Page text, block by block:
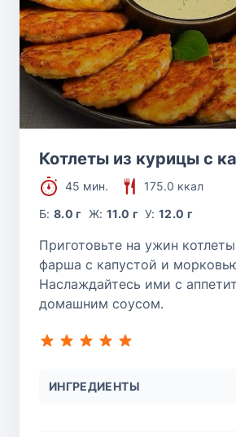
Котлеты из курицы с
45 мин.
175.0 ккал
Б:8.0 г Ж: 11.0 г У:12.0 г
Приготовьте на ужин
фарша с капустой и
Наслаждайтесь ими с
домашним соусом.
ИНГРЕДИЕНТЫ